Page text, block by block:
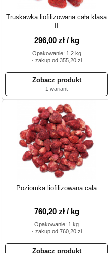
Truskawka liofilizowana cała klasa
II
296,00 zł / kg
Opakowanie: 1,2 kg
· zakup od 355,20 zł
1 wariant
Poziomka liofilizowana cała
760,20 zł / kg
Opakowanie: 1 kg
· zakup od 760,20 zł